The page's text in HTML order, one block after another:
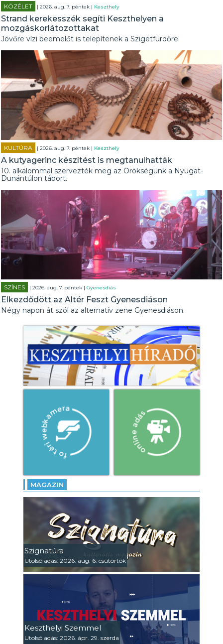
KÖZÉLET | 2026. aug. 7. péntek | Keszthely
Strand kerekesszék segíti Keszthelyen a
mozgáskorlátozottakat
Jövőre vízi beemelőt is telepítenek a Szigetfürdőre.
KULTÚRA | 2026. aug. 7. péntek | Keszthely
A kutyagerinc készítést is megtanulhatták
10. alkalommal szervezték meg az Örökségünk a Nyugat-
Dunántúlon tábort.
SZÍNES | 2026. aug. 7. péntek |Gyenesdiás
Elkezdődött az Altér Feszt Gyenesdiáson
Négy napon át szól az alternatív zene Gyenesdiáson.
MAGAZIN
Szignatúra
Utolsó adás: 2026. aug. 6. csütörtök
Keszthelyi Szemmel
Utolsó adás: 2026. ápr. 29. szerda